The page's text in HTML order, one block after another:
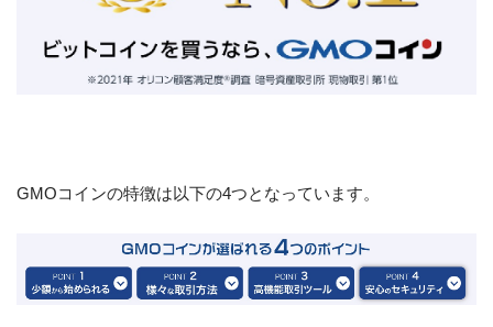
GMOコインの特徴は以下の4つとなっています。